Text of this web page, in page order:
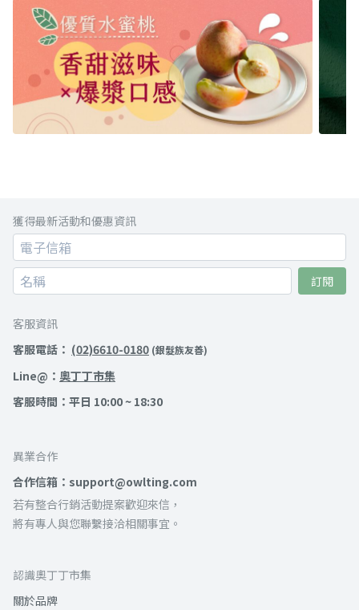
獲得最新活動和優惠資訊
訂閱
客服資訊
客服電話： (02)6610-0180 (銀髮族友善)
Line@： 奧丁丁市集
客服時間：平日 10:00 ~ 18:30
異業合作
合作信箱：support@owlting.com
若有整合行銷活動提案歡迎來信，
將有專人與您聯繫接洽相關事宜。
認識奧丁丁市集
關於品牌